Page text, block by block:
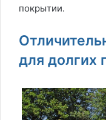
покрытии.
для долгих